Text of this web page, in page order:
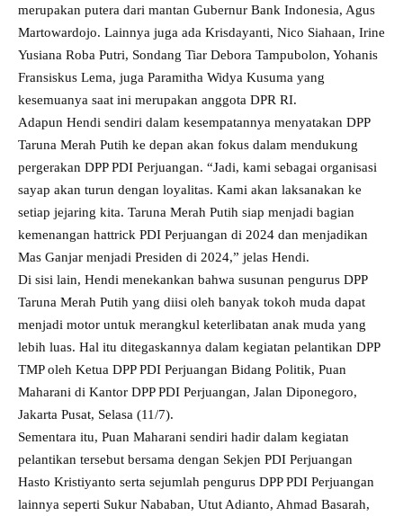
merupakan putera dari mantan Gubernur Bank Indonesia, Agus
Martowardojo. Lainnya juga ada Krisdayanti, Nico Siahaan, Irine
Yusiana Roba Putri, Sondang Tiar Debora Tampubolon, Yohanis
Fransiskus Lema, juga Paramitha Widya Kusuma yang
kesemuanya saat ini merupakan anggota DPR RI.
Adapun Hendi sendiri dalam kesempatannya menyatakan DPP
Taruna Merah Putih ke depan akan fokus dalam mendukung
pergerakan DPP PDI Perjuangan. “Jadi, kami sebagai organisasi
sayap akan turun dengan loyalitas. Kami akan laksanakan ke
setiap jejaring kita. Taruna Merah Putih siap menjadi bagian
kemenangan hattrick PDI Perjuangan di 2024 dan menjadikan
Mas Ganjar menjadi Presiden di 2024,” jelas Hendi.
Di sisi lain, Hendi menekankan bahwa susunan pengurus DPP
Taruna Merah Putih yang diisi oleh banyak tokoh muda dapat
menjadi motor untuk merangkul keterlibatan anak muda yang
lebih luas. Hal itu ditegaskannya dalam kegiatan pelantikan DPP
TMP oleh Ketua DPP PDI Perjuangan Bidang Politik, Puan
Maharani di Kantor DPP PDI Perjuangan, Jalan Diponegoro,
Jakarta Pusat, Selasa (11/7).
Sementara itu, Puan Maharani sendiri hadir dalam kegiatan
pelantikan tersebut bersama dengan Sekjen PDI Perjuangan
Hasto Kristiyanto serta sejumlah pengurus DPP PDI Perjuangan
lainnya seperti Sukur Nababan, Utut Adianto, Ahmad Basarah,